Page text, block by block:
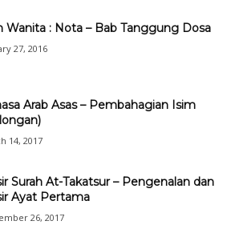
Wanita : Nota – Bab Tanggung Dosa
27, 2016
Arab Asas – Pembahagian Isim
14, 2017
Surah At-Takatsur – Pengenalan dan
Ayat Pertama
26, 2017